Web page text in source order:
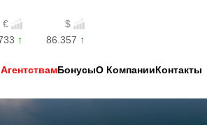
€
$
86.357
АгентствамБонусыО КомпанииКонтакты